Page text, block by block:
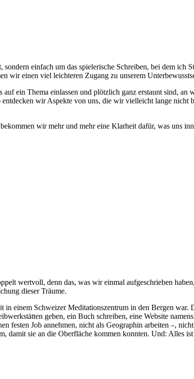
einfach um das spielerische Schreiben, bei dem ich
wir einen viel leichteren Zugang zu unserem
ein Thema einlassen und plötzlich ganz erstaunt sind, an
wir Aspekte von uns, die wir vielleicht lange nicht
wir mehr und mehr eine Klarheit dafür, was uns
wertvoll, denn das, was wir einmal aufgeschrieben
dieser Träume.
einem Schweizer Meditationszentrum in den Bergen
geben, ein Buch schreiben, eine Website
festen Job annehmen, nicht als Geographin arbeiten –,
damit sie an die Oberfläche kommen konnten. Und: Alles